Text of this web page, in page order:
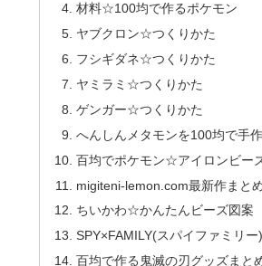
材料☆100均で作るポケモン
ヤブクロン☆つくりかた
フシギダネ☆つくりかた
ヤミラミ☆つくりかた
ゲンガー☆つくりかた
へんしんメタモンを100均で手
百均でポケモン☆アイロンビー
migiteni-lemon.com最新作まと
ちいかわ☆かんたんビーズ図案
SPY×FAMILY(スパイファミリー
百均で作る鬼滅の刃グッズまと